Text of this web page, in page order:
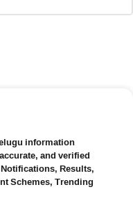
information
and verified
Results,
Schemes, Trending